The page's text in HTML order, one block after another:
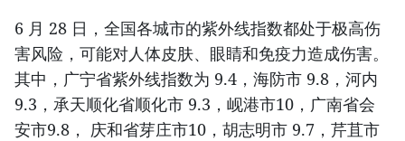
6 月 28 日，全国各城市的紫外线指数都处于极高伤
害风险，可能对人体皮肤、眼睛和免疫力造成伤害。
其中，广宁省紫外线指数为 9.4，海防市 9.8，河内
9.3，承天顺化省顺化市 9.3，岘港市10，广南省会
安市9.8， 庆和省芽庄市10，胡志明市 9.7，芹苴市